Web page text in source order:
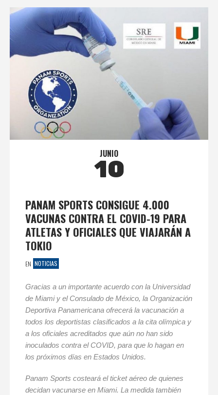
JUNIO
10
PANAM SPORTS CONSIGUE 4.000
VACUNAS CONTRA EL COVID-19 PARA
ATLETAS Y OFICIALES QUE VIAJARÁN A
TOKIO
EN NOTICIAS
Gracias a un importante acuerdo con la Universidad
de Miami y el Consulado de México, la Organización
Deportiva Panamericana ofrecerá la vacunación a
todos los deportistas clasificados a la cita olímpica y
a los oficiales acreditados que aún no han sido
inoculados contra el COVID, para que lo hagan en
los próximos días en Estados Unidos.
Panam Sports costeará el ticket aéreo de quienes
decidan vacunarse en Miami. La medida también